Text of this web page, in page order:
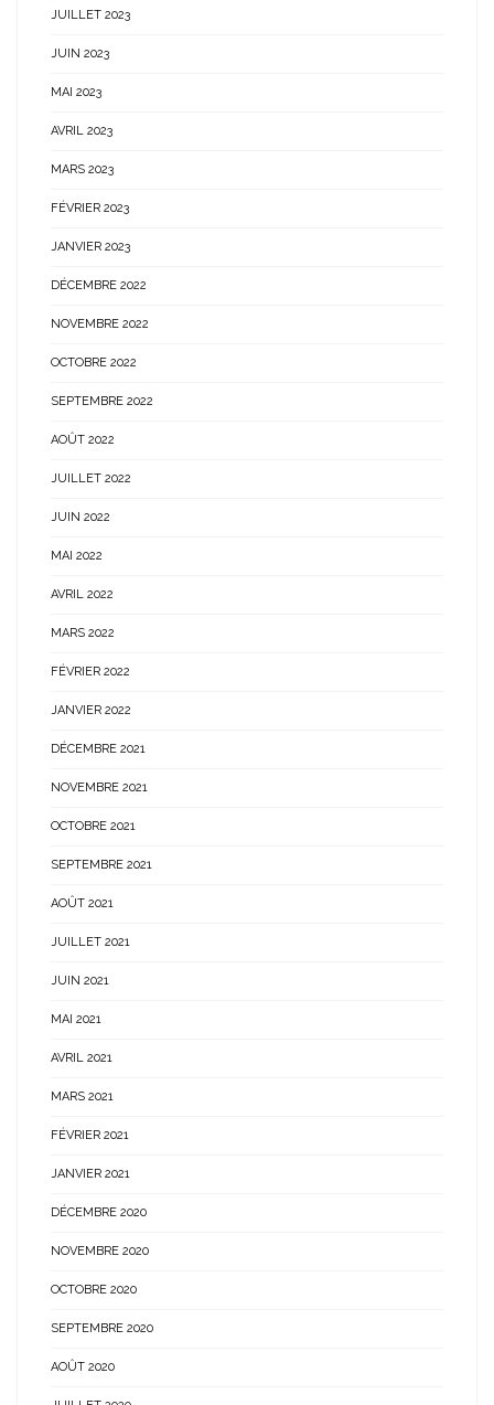
JUILLET 2023
JUIN 2023
MAI 2023
AVRIL 2023
MARS 2023
FÉVRIER 2023
JANVIER 2023
DÉCEMBRE 2022
NOVEMBRE 2022
OCTOBRE 2022
SEPTEMBRE 2022
AOÛT 2022
JUILLET 2022
JUIN 2022
MAI 2022
AVRIL 2022
MARS 2022
FÉVRIER 2022
JANVIER 2022
DÉCEMBRE 2021
NOVEMBRE 2021
OCTOBRE 2021
SEPTEMBRE 2021
AOÛT 2021
JUILLET 2021
JUIN 2021
MAI 2021
AVRIL 2021
MARS 2021
FÉVRIER 2021
JANVIER 2021
DÉCEMBRE 2020
NOVEMBRE 2020
OCTOBRE 2020
SEPTEMBRE 2020
AOÛT 2020